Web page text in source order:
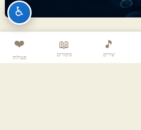
🎵
שירים
📖
סיפורים
❤️
פעולות
♿